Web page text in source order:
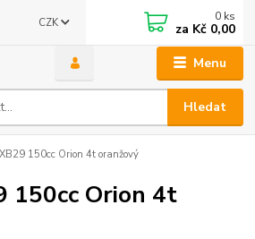
Menu
CZK
Hledat
0 ks
za Kč 0,00
150cc Orion 4t oranžový
150cc Orion 4t